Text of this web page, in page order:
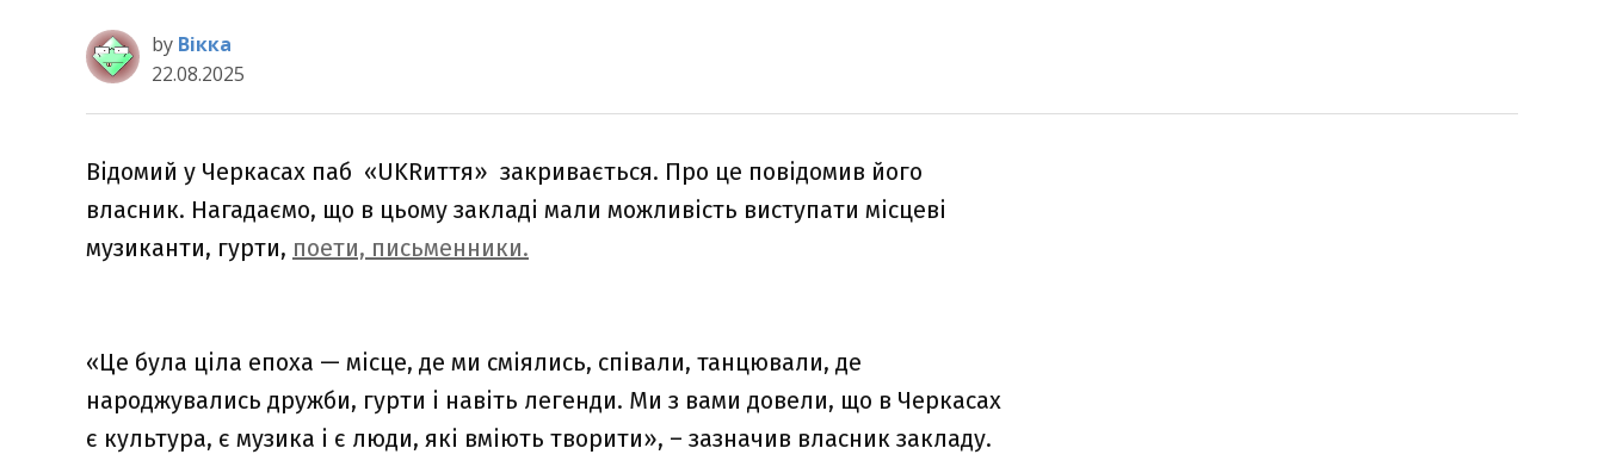
by Вікка
22.08.2025
Відомий у Черкасах паб «UKRиття» закривається. Про це повідомив його
власник. Нагадаємо, що в цьому закладі мали можливість виступати місцеві
музиканти, гурти, поети, письменники.
«Це була ціла епоха — місце, де ми сміялись, співали, танцювали, де
народжувались дружби, гурти і навіть легенди. Ми з вами довели, що в Черкасах
є культура, є музика і є люди, які вміють творити», – зазначив власник закладу.